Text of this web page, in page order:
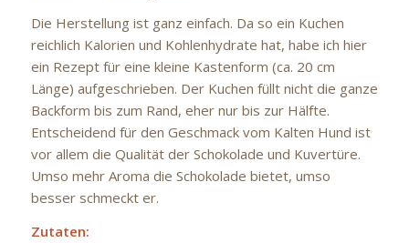
Die Herstellung ist ganz einfach. Da so ein Kuchen
reichlich Kalorien und Kohlenhydrate hat, habe ich hier
ein Rezept für eine kleine Kastenform (ca. 20 cm
Länge) aufgeschrieben. Der Kuchen füllt nicht die ganze
Backform bis zum Rand, eher nur bis zur Hälfte.
Entscheidend für den Geschmack vom Kalten Hund ist
vor allem die Qualität der Schokolade und Kuvertüre.
Umso mehr Aroma die Schokolade bietet, umso
besser schmeckt er.
Zutaten: